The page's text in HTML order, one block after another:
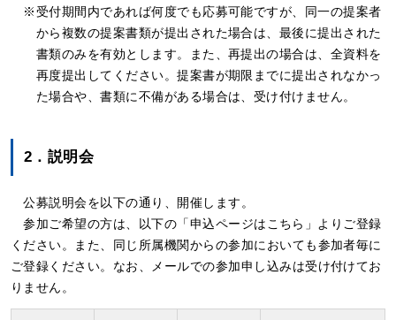
受付期間内であれば何度でも応募可能ですが、同一の提案者
から複数の提案書類が提出された場合は、最後に提出された
書類のみを有効とします。また、再提出の場合は、全資料を
再度提出してください。提案書が期限までに提出されなかっ
た場合や、書類に不備がある場合は、受け付けません。
2．説明会
公募説明会を以下の通り、開催します。
参加ご希望の方は、以下の「申込ページはこちら」よりご登録
ください。また、同じ所属機関からの参加においても参加者毎に
ご登録ください。なお、メールでの参加申し込みは受け付けてお
りません。